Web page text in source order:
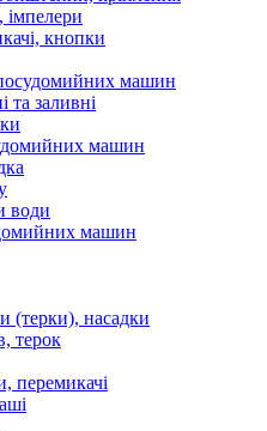
імпелери
кнопки
машин
та заливні
машин
води
машин
(терки), насадки
терок
перемикачі